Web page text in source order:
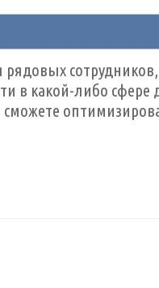
в какой-либо сфере